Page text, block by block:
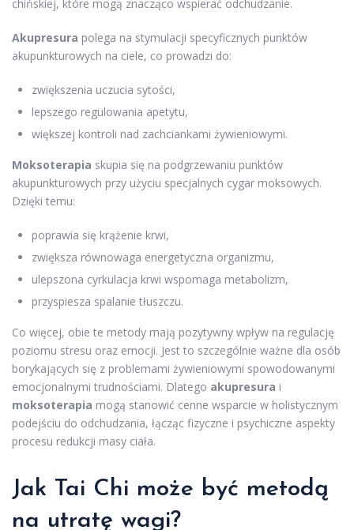
chińskiej, które mogą znacząco wspierać odchudzanie.
Akupresura polega na stymulacji specyficznych punktów
akupunkturowych na ciele, co prowadzi do:
zwiększenia uczucia sytości,
lepszego regulowania apetytu,
większej kontroli nad zachciankami żywieniowymi.
Moksoterapia skupia się na podgrzewaniu punktów
akupunkturowych przy użyciu specjalnych cygar moksowych.
Dzięki temu:
poprawia się krążenie krwi,
zwiększa równowaga energetyczna organizmu,
ulepszona cyrkulacja krwi wspomaga metabolizm,
przyspiesza spalanie tłuszczu.
Co więcej, obie te metody mają pozytywny wpływ na regulację
poziomu stresu oraz emocji. Jest to szczególnie ważne dla osób
borykających się z problemami żywieniowymi spowodowanymi
emocjonalnymi trudnościami. Dlatego akupresura i
moksoterapia mogą stanowić cenne wsparcie w holistycznym
podejściu do odchudzania, łącząc fizyczne i psychiczne aspekty
procesu redukcji masy ciała.
Jak Tai Chi może być metodą
na utratę wagi?